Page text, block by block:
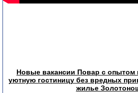
Новые вакансии Повар с опытом
уютную гостиницу без вредных
жилье